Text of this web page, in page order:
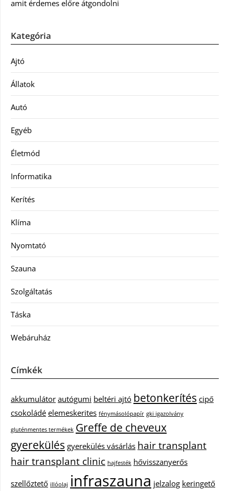
amit érdemes előre átgondolni
Kategória
Ajtó
Állatok
Autó
Egyéb
Életmód
Informatika
Kerítés
Klíma
Nyomtató
Szauna
Szolgáltatás
Táska
Webáruház
Címkék
akkumulátor autógumi beltéri ajtó betonkerítés cipő
csokoládé elemeskerites fénymásolópapír gki igazolvány
gluténmentes termékek Greffe de cheveux
gyerekülés gyerekülés vásárlás hair transplant
hair transplant clinic hajfesték hővisszanyerős
szellőztető illóolaj infraszauna jelzalog keringető